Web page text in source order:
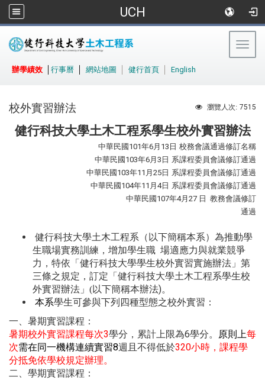
UCH
辦學績效 行事曆 網站地圖 健行首頁 English
瀏覽人次: 7515
校外實習辦法
健行科技大學土木工程系學生校外實習辦法
中華民國 101年6月 13 日 校務會議通過修訂名稱
中華民國 103年6月 3 日 系課程委員會議修訂通過
中華民國 103年11 月 25 日 系課程委員會議修訂通過
中華民國 104年11 月 4日 系課程委員會議修訂通過
中華民國 107年4月 27 日 教務會議修訂
通過
健行科技大學土木工程系（以下簡稱本系）為推動學
生職場實務訓練，增加學生職 場適應力與就業競爭
力，特依「健行科技大學學生校外實習實施辦法」第
三條之規定，訂定「健行科技大學土木工程系學生校
外實習辦法」(以下簡稱本辦法)。
本系學生可參與下列四種型態之校外實習：
一、暑期實習課程：
暑期校外實習課程每次3學分，累計上限為6學分。 原則上每
次需在同一機構連續實習8週且不得低於320小時，課程學
分抵免依學校規定辦理。
二、學期實習課程：